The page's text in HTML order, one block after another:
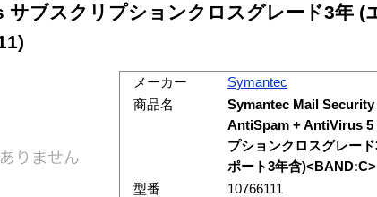
サブスクリプションクロスグレード3年 (
メーカー
Symantec
商品名
Symantec Mail
AntiSpam + AntiVirus 5
プションクロスグレー
ポート3年含)<BAND:C>
型番
10766111